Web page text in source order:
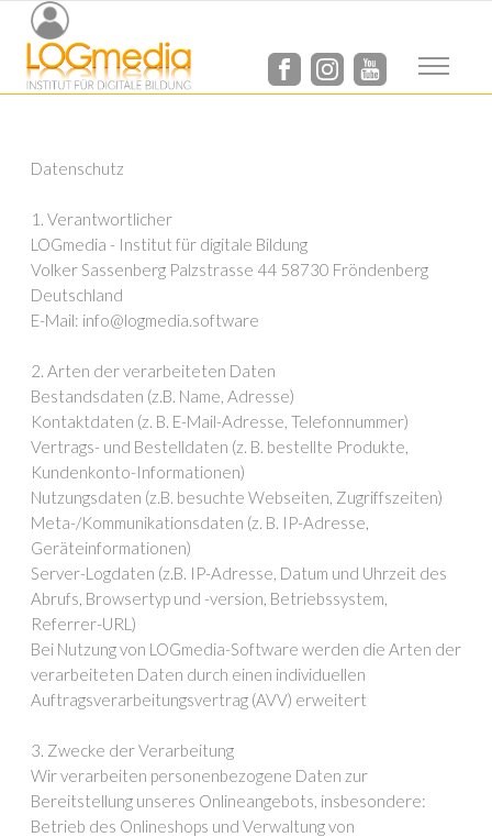
Datenschutz
Datenschutz
1. Verantwortlicher
LOGmedia - Institut für digitale Bildung
Volker Sassenberg Palzstrasse 44 58730 Fröndenberg
Deutschland
E-Mail: info@logmedia.software
2. Arten der verarbeiteten Daten
Bestandsdaten (z.B. Name, Adresse)
Kontaktdaten (z. B. E-Mail-Adresse, Telefonnummer)
Vertrags- und Bestelldaten (z. B. bestellte Produkte,
Kundenkonto-Informationen)
Nutzungsdaten (z.B. besuchte Webseiten, Zugriffszeiten)
Meta-/Kommunikationsdaten (z. B. IP-Adresse,
Geräteinformationen)
Server-Logdaten (z.B. IP-Adresse, Datum und Uhrzeit des
Abrufs, Browsertyp und -version, Betriebssystem,
Referrer-URL)
Bei Nutzung von LOGmedia-Software werden die Arten der
verarbeiteten Daten durch einen individuellen
Auftragsverarbeitungsvertrag (AVV) erweitert
3. Zwecke der Verarbeitung
Wir verarbeiten personenbezogene Daten zur
Bereitstellung unseres Onlineangebots, insbesondere:
Betrieb des Onlineshops und Verwaltung von